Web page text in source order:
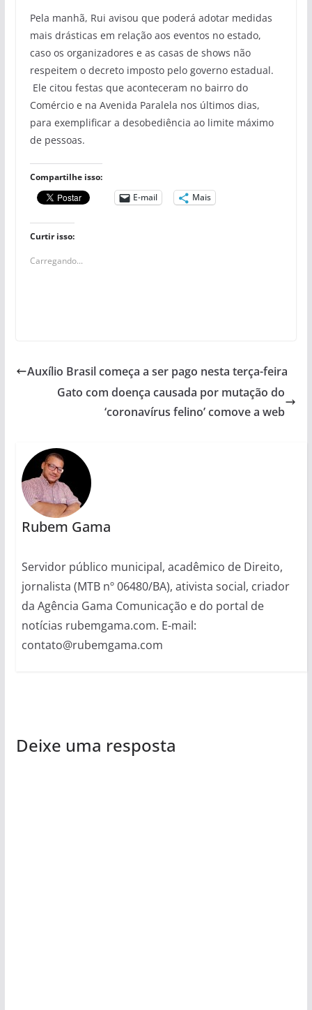
Pela manhã, Rui avisou que poderá adotar medidas
mais drásticas em relação aos eventos no estado,
caso os organizadores e as casas de shows não
respeitem o decreto imposto pelo governo estadual.
Ele citou festas que aconteceram no bairro do
Comércio e na Avenida Paralela nos últimos dias,
para exemplificar a desobediência ao limite máximo
de pessoas.
Compartilhe isso:
E-mail
Mais
Curtir isso:
Carregando...
Auxílio Brasil começa a ser pago nesta terça-feira
Gato com doença causada por mutação do
‘coronavírus felino’ comove a web
Rubem Gama
Servidor público municipal, acadêmico de Direito,
jornalista (MTB nº 06480/BA), ativista social, criador
da Agência Gama Comunicação e do portal de
notícias rubemgama.com. E-mail:
contato@rubemgama.com
Deixe uma resposta